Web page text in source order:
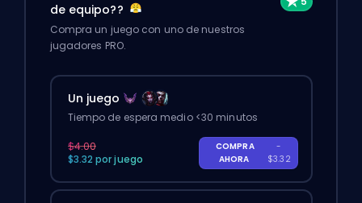
de equipo??
Compra un juego con uno de nuestros
jugadores PRO.
Un juego
Tiempo de espera medio <30 minutos
$4.00
$3.32 por juego
COMPRA
AHORA
-
$3.32